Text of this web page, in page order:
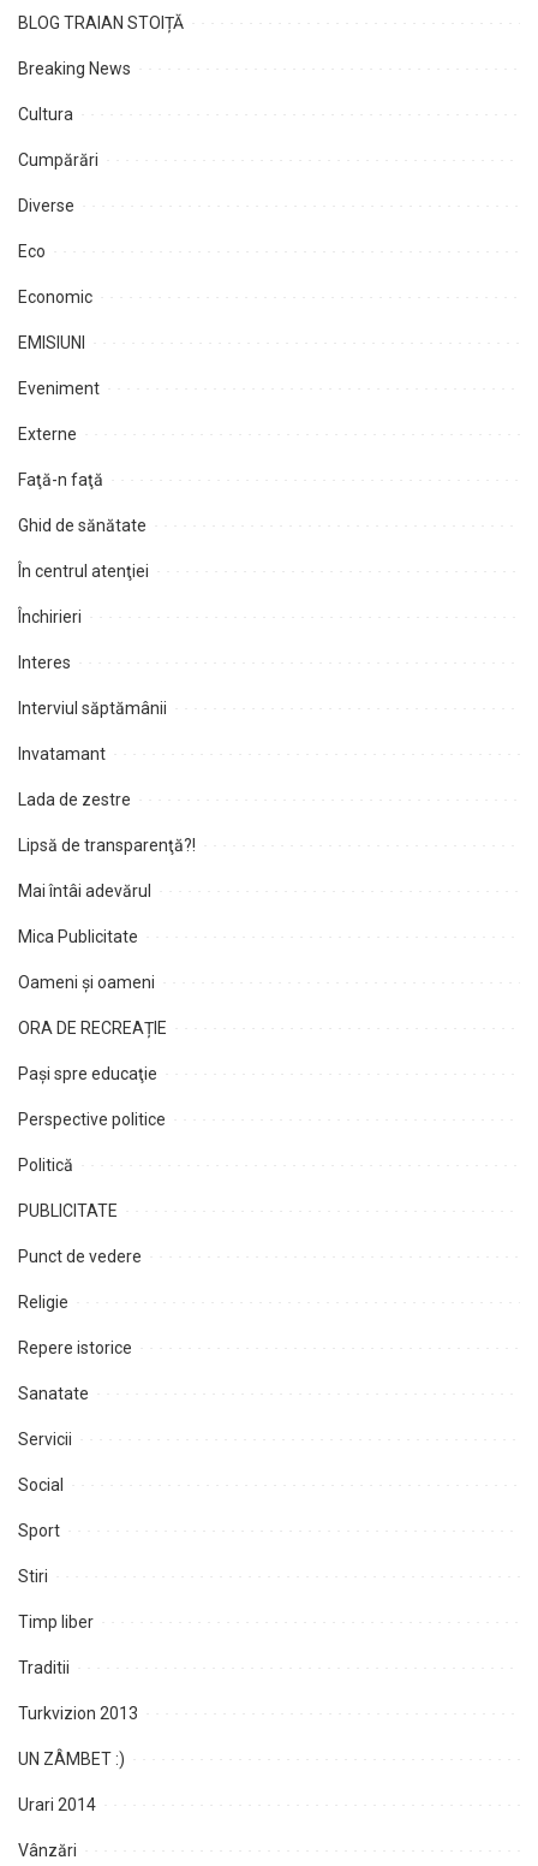
BLOG TRAIAN STOIȚĂ
Breaking News
Cultura
Cumpărări
Diverse
Eco
Economic
EMISIUNI
Eveniment
Externe
Faţă-n faţă
Ghid de sănătate
În centrul atenţiei
Închirieri
Interes
Interviul săptămânii
Invatamant
Lada de zestre
Lipsă de transparenţă?!
Mai întâi adevărul
Mica Publicitate
Oameni şi oameni
ORA DE RECREAȚIE
Paşi spre educaţie
Perspective politice
Politică
PUBLICITATE
Punct de vedere
Religie
Repere istorice
Sanatate
Servicii
Social
Sport
Stiri
Timp liber
Traditii
Turkvizion 2013
UN ZÂMBET :)
Urari 2014
Vânzări